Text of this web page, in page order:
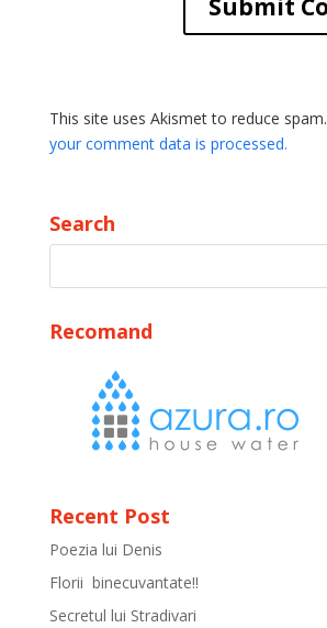
This site uses Akismet to reduce spam.
your comment data is processed.
Search
Recomand
Recent Post
Poezia lui Denis
Florii binecuvantate!!
Secretul lui Stradivari